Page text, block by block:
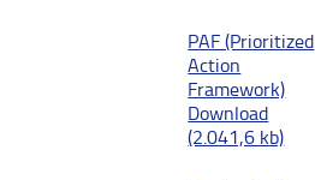
PAF (Prioritized
Action
Framework)
Download
(2.041,6 kb)